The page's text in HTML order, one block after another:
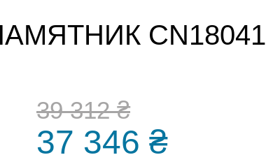
CN18041
39 312 ₴
37 346 ₴